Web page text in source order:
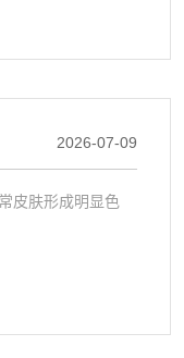
2026-07-09
皮肤形成明显色